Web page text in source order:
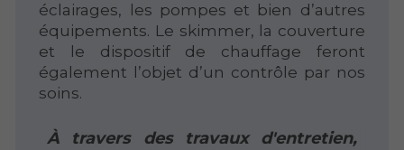
éclairages, les pompes et bien d’autres
équipements. Le skimmer, la couverture
et le dispositif de chauffage feront
également l’objet d’un contrôle par nos
soins.
À travers des travaux d'entretien,